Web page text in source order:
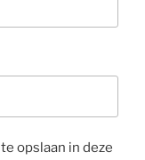
opslaan in deze